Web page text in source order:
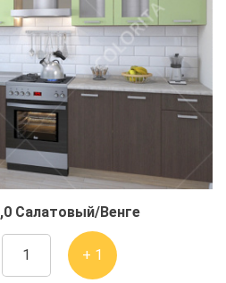
Салатовый/Венге
+ 1